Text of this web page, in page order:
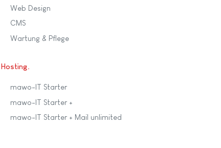
Web Design
CMS
Wartung & Pflege
Hosting
mawo-IT Starter
mawo-IT Starter +
mawo-IT Starter + Mail unlimited